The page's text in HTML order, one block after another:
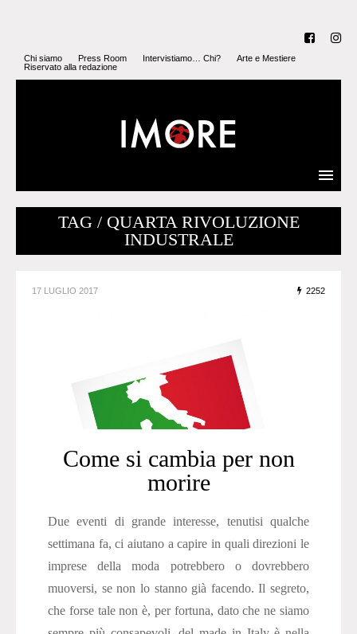
Chi siamo Press Room Intervistiamo… Chi?
Arte e Mestiere
Riservato alla redazione
TAG / QUARTA RIVOLUZIONE
INDUSTRALE
17 LUGLIO 2017 2252
Come si cambia per non
morire
Due eventi di grande interesse, tenutisi qualche
settimana fa, ci aiutano a capire in quali direzioni le
imprese della moda potrebbero o dovrebbero
muoversi, se non lo stanno già facendo. Il segreto,
che forse tale non è, per fortuna, dato che ne siamo